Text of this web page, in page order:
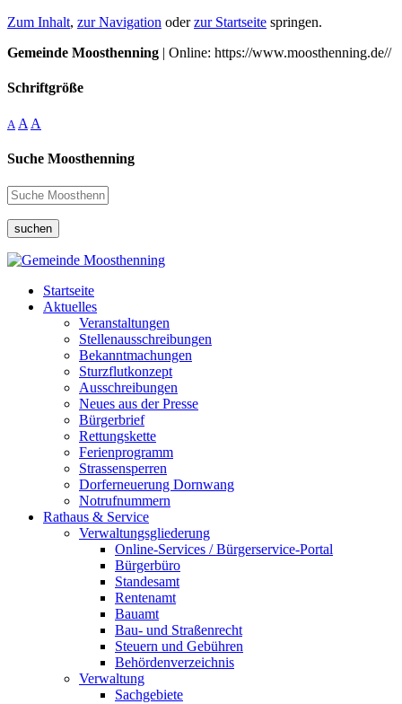
Zum Inhalt, zur Navigation oderzur Startseite springen.
Gemeinde Moosthenning | Online: https://www.moosthenning.de//
Schriftgröße
A A A
Suche Moosthenning
suchen
Startseite
Aktuelles
Veranstaltungen
Stellenausschreibungen
Bekanntmachungen
Sturzflutkonzept
Ausschreibungen
Neues aus der Presse
Bürgerbrief
Rettungskette
Ferienprogramm
Strassensperren
Dorferneuerung Dornwang
Notrufnummern
Rathaus & Service
Verwaltungsgliederung
Online-Services / Bürgerservice-Portal
Bürgerbüro
Standesamt
Rentenamt
Bauamt
Bau- und Straßenrecht
Steuern und Gebühren
Behördenverzeichnis
Verwaltung
Sachgebiete